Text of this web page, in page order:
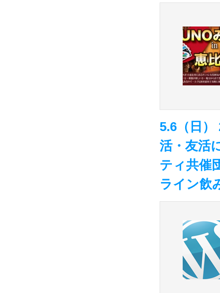
5.6（日
活・友活
ティ共催
ライン飲